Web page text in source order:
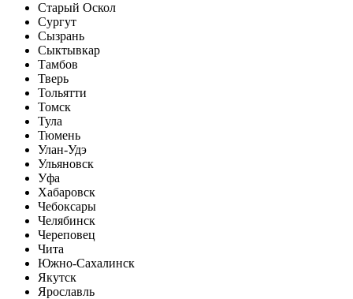
Старый Оскол
Сургут
Сызрань
Сыктывкар
Тамбов
Тверь
Тольятти
Томск
Тула
Тюмень
Улан-Удэ
Ульяновск
Уфа
Хабаровск
Чебоксары
Челябинск
Череповец
Чита
Южно-Сахалинск
Якутск
Ярославль